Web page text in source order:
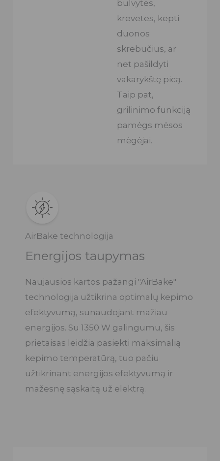
bulvytes,
krevetes, kepti
duonos
skrebučius, ar
net pašildyti
vakarykštę picą.
Taip pat,
grilinimo funkciją
pamėgs mėsos
mėgėjai.
AirBake technologija
Energijos taupymas
Naujausios kartos pažangi "AirBake"
technologija užtikrina optimalų kepimo
efektyvumą, sunaudojant mažiau
energijos. Su 1350 W galingumu, šis
prietaisas leidžia pasiekti maksimalią
kepimo temperatūrą, tuo pačiu
užtikrinant energijos efektyvumą ir
mažesnę sąskaitą už elektrą.